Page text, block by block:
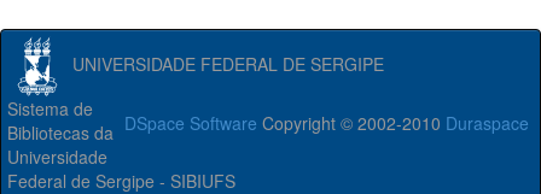
UNIVERSIDADE FEDERAL DE SERGIPE
DSpace Software Copyright © 2002-2010 Duraspace
Sistema de
Bibliotecas da
Universidade
Federal de Sergipe - SIBIUFS